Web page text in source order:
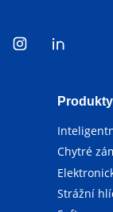
Produkty
Chytré
Strážní